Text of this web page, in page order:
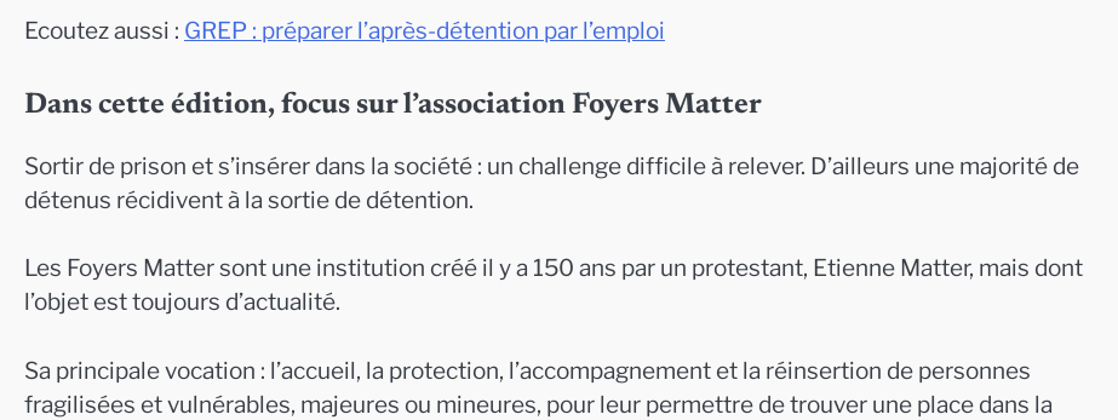
Ecoutez aussi : GREP : préparer l’après-détention par l’emploi
Dans cette édition, focus sur l’association Foyers Matter
Sortir de prison et s’insérer dans la société : un challenge difficile à relever. D’ailleurs une majorité de
détenus récidivent à la sortie de détention.
Les Foyers Matter sont une institution créé il y a 150 ans par un protestant, Etienne Matter, mais dont
l’objet est toujours d’actualité.
Sa principale vocation : l’accueil, la protection, l’accompagnement et la réinsertion de personnes
fragilisées et vulnérables, majeures ou mineures, pour leur permettre de trouver une place dans la